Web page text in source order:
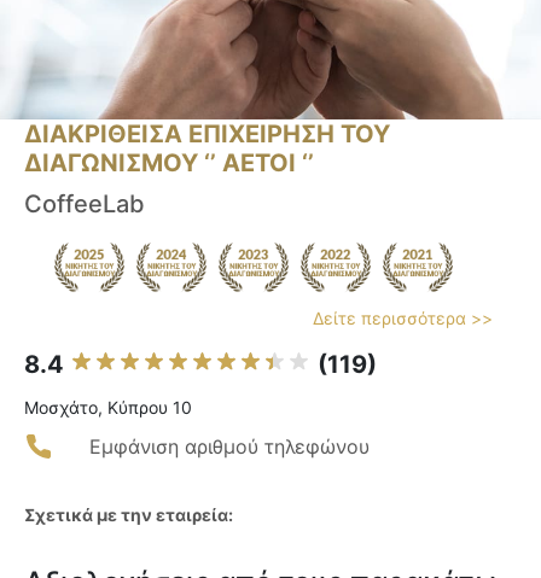
ΔΙΑΚΡΙΘΕΙΣΑ ΕΠΙΧΕΙΡΗΣΗ ΤΟΥ
ΔΙΑΓΩΝΙΣΜΟΥ ‘’ ΑΕΤΟΙ ‘’
CoffeeLab
Δείτε περισσότερα >>
8.4 (119)
Μοσχάτο, Κύπρου 10
Εμφάνιση αριθμού τηλεφώνου
Σχετικά με την εταιρεία: